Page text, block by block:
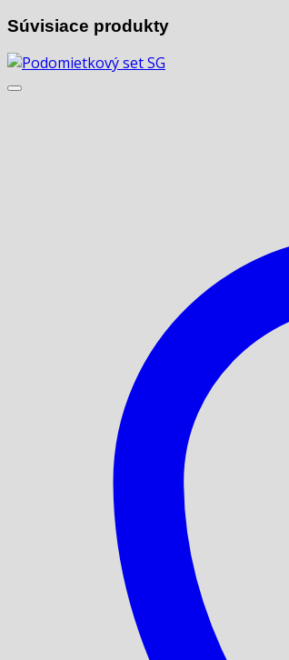
Súvisiace produkty